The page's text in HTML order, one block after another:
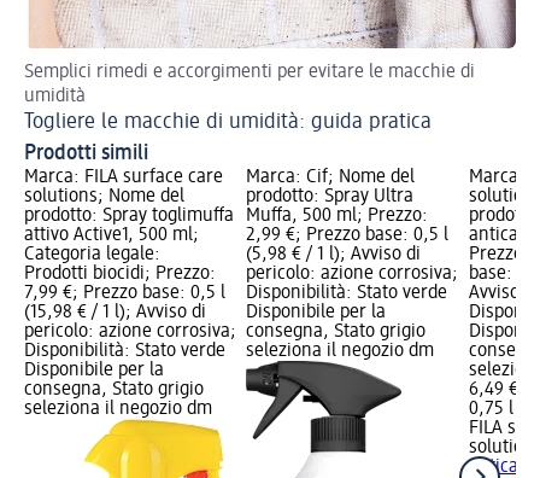
Semplici rimedi e accorgimenti per evitare le macchie di
umidità
Togliere le macchie di umidità: guida pratica
Prodotti simili
Marca: FILA surface care
solutions; Nome del
prodotto: Spray toglimuffa
attivo Active1, 500 ml;
Categoria legale:
Prodotti biocidi; Prezzo:
7,99 €; Prezzo base: 0,5 l
(15,98 € / 1 l); Avviso di
pericolo: azione corrosiva;
Disponibilità: Stato verde
Disponibile per la
consegna, Stato grigio
seleziona il negozio dm
Marca: Cif; Nome del
prodotto: Spray Ultra
Muffa, 500 ml; Prezzo:
2,99 €; Prezzo base: 0,5 l
(5,98 € / 1 l); Avviso di
pericolo: azione corrosiva;
Disponibilità: Stato verde
Disponibile per la
consegna, Stato grigio
seleziona il negozio dm
Marca:
Prezzo:
base:
Avviso
6,49 €
0,75 l
FILA